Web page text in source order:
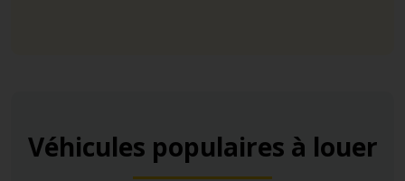
Véhicules populaires à louer